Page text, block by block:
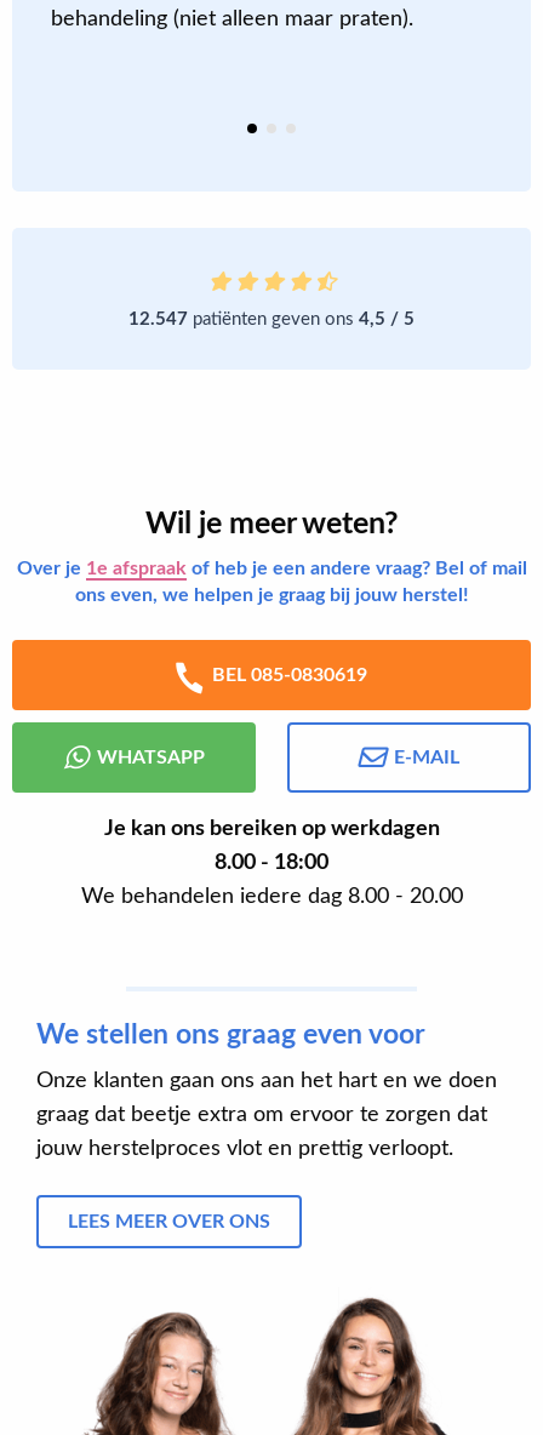
behandeling (niet alleen maar praten).
12.547 patiënten geven ons 4,5 / 5
Wil je meer weten?
Over je 1e afspraak of heb je een andere vraag? Bel of mail
ons even, we helpen je graag bij jouw herstel!
BEL 085-0830619
WHATSAPP E-MAIL
Je kan ons bereiken op werkdagen
8.00 - 18:00
We behandelen iedere dag 8.00 - 20.00
We stellen ons graag even voor
Onze klanten gaan ons aan het hart en we doen
graag dat beetje extra om ervoor te zorgen dat
jouw herstelproces vlot en prettig verloopt.
LEES MEER OVER ONS